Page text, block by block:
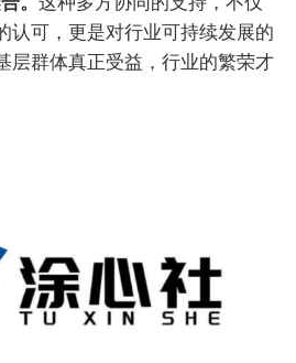
认可，更是对行业可持续发展的
群体真正受益，行业的繁荣才